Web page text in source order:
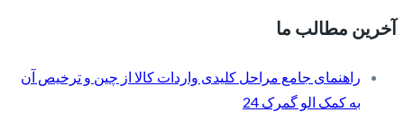
آخرین مطالب ما
راهنمای جامع مراحل کلیدی واردات کالا از چین و ترخیص آن
به کمک الو گمرک 24